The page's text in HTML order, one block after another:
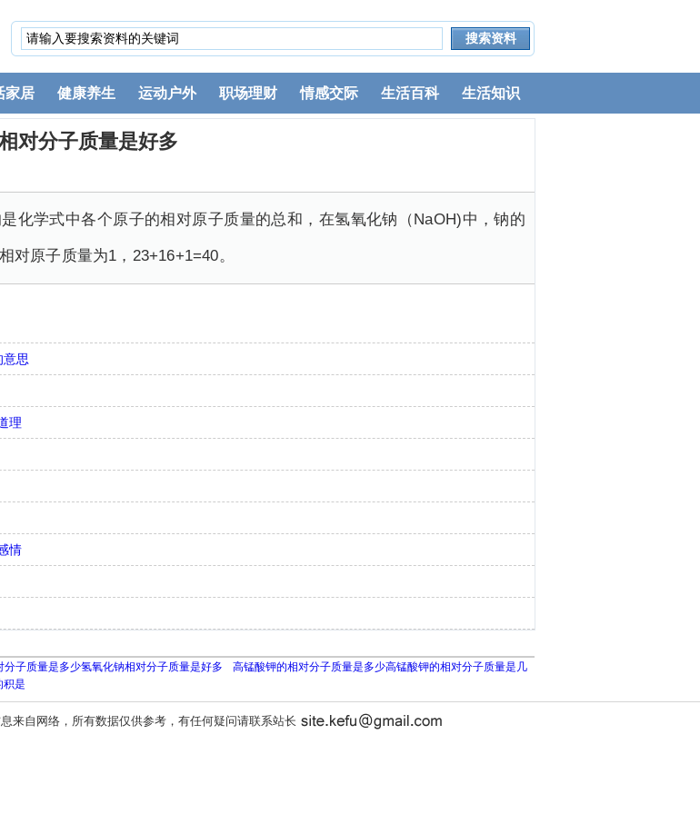
家居 健康养生 运动户外 职场理财 情感交际 生活百科 生活知识
对分子质量是好多
化学式中各个原子的相对原子质量的总和，在氢氧化钠（NaOH)中，钠的
对原子质量为1，23+16+1=40。
意思
理
情
分子质量是多少氢氧化钠相对分子质量是好多
高锰酸钾的相对分子质量是多少高锰酸钾的相对分子质量是几
积是
来自网络，所有数据仅供参考，有任何疑问请联系站长